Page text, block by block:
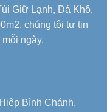
Giữ Lạnh, Đá Khô,
chúng tôi tự tin
ngày.
Bình Chánh,